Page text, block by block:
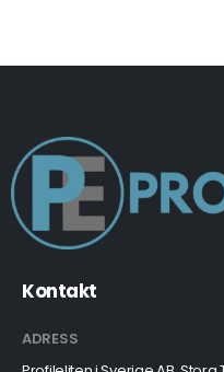
Kontakt
ADRESS